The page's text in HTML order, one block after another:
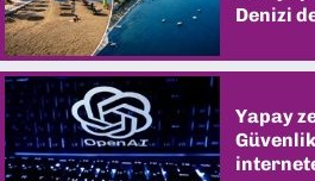
Denizi
Yapay